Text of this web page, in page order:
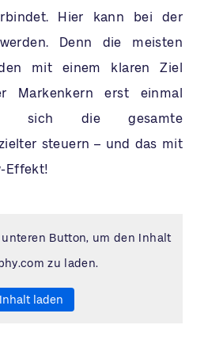
Hier kann bei der
Denn die meisten
mit einem klaren Ziel
Markenkern erst einmal
sich die gesamte
steuern – und das mit
Effekt!
Button, um den Inhalt
zu laden.
Inhalt laden